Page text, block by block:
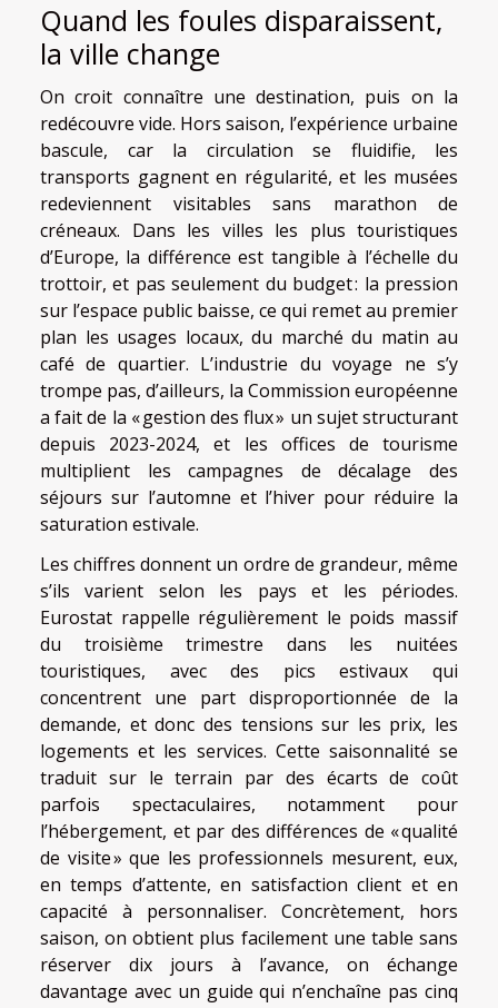
Quand les foules disparaissent,
la ville change
On croit connaître une destination, puis on la
redécouvre vide. Hors saison, l’expérience urbaine
bascule, car la circulation se fluidifie, les
transports gagnent en régularité, et les musées
redeviennent visitables sans marathon de
créneaux. Dans les villes les plus touristiques
d’Europe, la différence est tangible à l’échelle du
trottoir, et pas seulement du budget : la pression
sur l’espace public baisse, ce qui remet au premier
plan les usages locaux, du marché du matin au
café de quartier. L’industrie du voyage ne s’y
trompe pas, d’ailleurs, la Commission européenne
a fait de la « gestion des flux » un sujet structurant
depuis 2023-2024, et les offices de tourisme
multiplient les campagnes de décalage des
séjours sur l’automne et l’hiver pour réduire la
saturation estivale.
Les chiffres donnent un ordre de grandeur, même
s’ils varient selon les pays et les périodes.
Eurostat rappelle régulièrement le poids massif
du troisième trimestre dans les nuitées
touristiques, avec des pics estivaux qui
concentrent une part disproportionnée de la
demande, et donc des tensions sur les prix, les
logements et les services. Cette saisonnalité se
traduit sur le terrain par des écarts de coût
parfois spectaculaires, notamment pour
l’hébergement, et par des différences de « qualité
de visite » que les professionnels mesurent, eux,
en temps d’attente, en satisfaction client et en
capacité à personnaliser. Concrètement, hors
saison, on obtient plus facilement une table sans
réserver dix jours à l’avance, on échange
davantage avec un guide qui n’enchaîne pas cinq